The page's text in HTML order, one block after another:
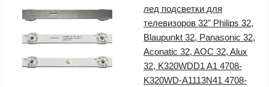
лед подсветки для
телевизоров 32" Philips 32,
Blaupunkt 32, Panasonic 32,
Aconatic 32, AOC 32, Alux
32, K320WDD1 A1 4708-
K320WD-A1113N41 4708-